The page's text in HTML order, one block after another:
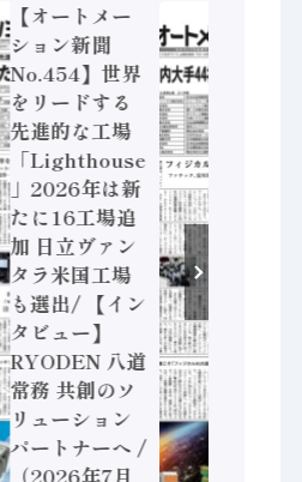
【オートメー
ション新聞
No.454】世界
をリードする
先進的な工場
「Lighthouse
」2026年は新
たに16工場追
加 日立ヴァン
タラ米国工場
も選出/ 【イン
タビュー】
RYODEN 八道
常務 共創のソ
リューション
パートナーへ /